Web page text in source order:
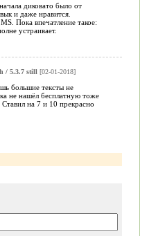
диковато было от
и даже нравится.
Пока впечатление такое:
устраивает.
/ 5.3.7 still [02-01-2018]
большие тексты не
не нашёл бесплатную тоже
на 7 и 10 прекрасно